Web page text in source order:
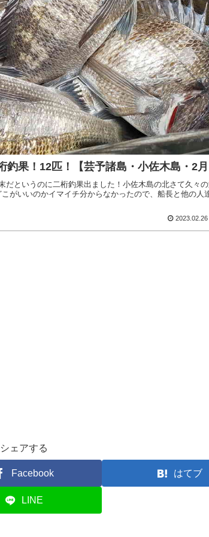
果！12匹！【芸予諸島・小佐木島・2月
というのに二桁釣果出ました！小佐木島の北さて久々
がいいのかイマイチ分からなかったので、船長と他の人
2023.02.26
シェアする
Facebook はてブ
LINE